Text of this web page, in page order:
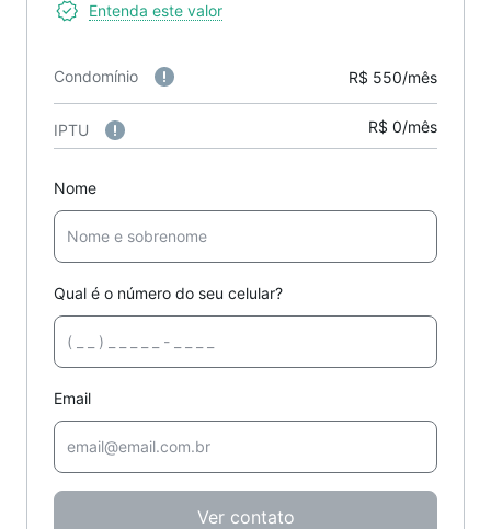
Entenda este valor
Condomínio R$ 550/mês
IPTU R$ 0/mês
Nome
Qual é o número do seu celular?
Email
Ver contato